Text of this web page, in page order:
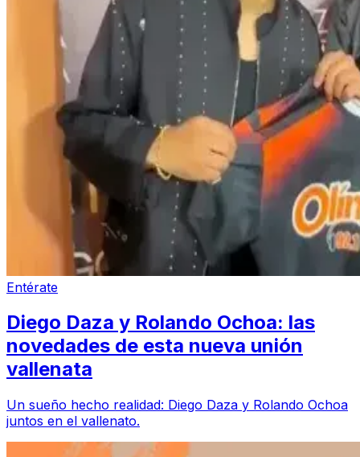
Entérate
Diego Daza y Rolando Ochoa: las
novedades de esta nueva unión
vallenata
Un sueño hecho realidad: Diego Daza y Rolando Ochoa
juntos en el vallenato.